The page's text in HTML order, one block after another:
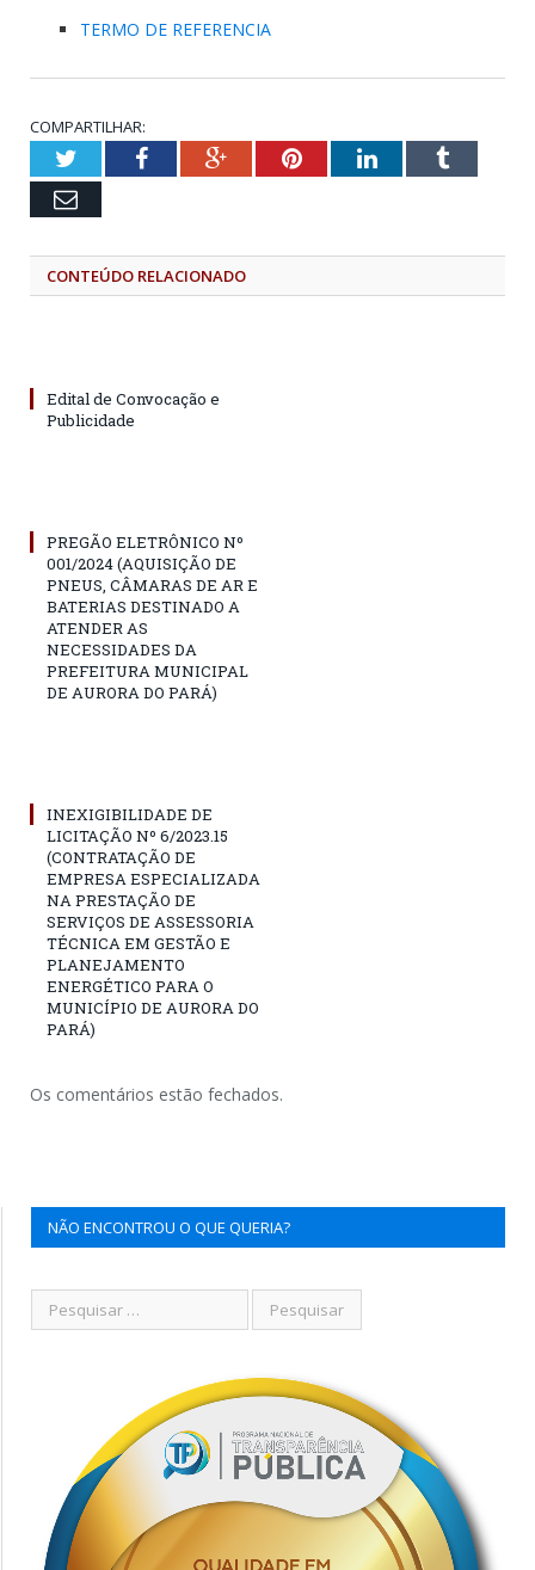
TERMO DE REFERENCIA
COMPARTILHAR:
TwitterFacebookGoogle+PinterestLinkedInTumblr
Email
CONTEÚDO RELACIONADO
Edital de Convocação e
Publicidade
PREGÃO ELETRÔNICO Nº
001/2024 (AQUISIÇÃO DE
PNEUS, CÂMARAS DE AR E
BATERIAS DESTINADO A
ATENDER AS
NECESSIDADES DA
PREFEITURA MUNICIPAL
DE AURORA DO PARÁ)
INEXIGIBILIDADE DE
LICITAÇÃO Nº 6/2023.15
(CONTRATAÇÃO DE
EMPRESA ESPECIALIZADA
NA PRESTAÇÃO DE
SERVIÇOS DE ASSESSORIA
TÉCNICA EM GESTÃO E
PLANEJAMENTO
ENERGÉTICO PARA O
MUNICÍPIO DE AURORA DO
PARÁ)
Os comentários estão fechados.
NÃO ENCONTROU O QUE QUERIA?